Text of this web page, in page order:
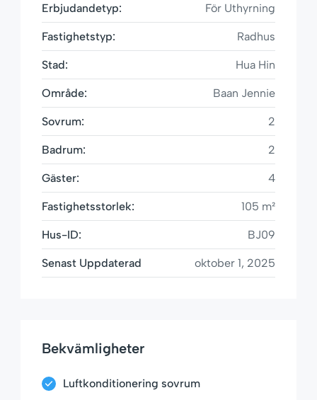
Erbjudandetyp: För Uthyrning
Fastighetstyp: Radhus
Stad: Hua Hin
Område: Baan Jennie
Sovrum: 2
Badrum: 2
Gäster: 4
Fastighetsstorlek: 105 m²
Hus-ID: BJ09
Senast Uppdaterad oktober 1, 2025
Bekvämligheter
Luftkonditionering sovrum